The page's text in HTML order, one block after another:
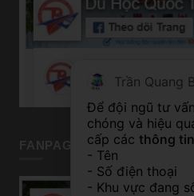
FANPAGE TP HỒ CHÍ MINH
Trần Quang
Để đội ngũ tư
chóng và hiệu
cấp các thông tin
- Tên
- Số điện thoại
- Khu vực đang